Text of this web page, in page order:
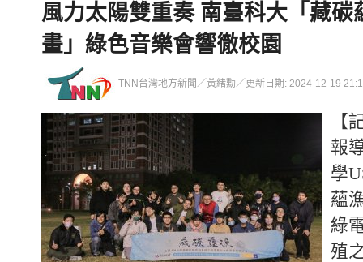
風力太陽雙重奏 南臺科大「藏碳
畫」綠色音樂會響徹校園
TNN台灣地方新聞／黃緒勳／更新日期: 2024-12-19
【
報
學
蘊
綠
殖